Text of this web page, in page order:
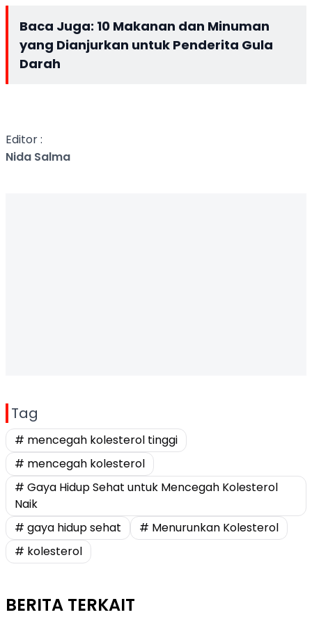
Baca Juga: 10 Makanan dan Minuman
yang Dianjurkan untuk Penderita Gula
Darah
Editor :
Nida Salma
Tag
# mencegah kolesterol tinggi
# mencegah kolesterol
# Gaya Hidup Sehat untuk Mencegah Kolesterol
Naik
# gaya hidup sehat
# Menurunkan Kolesterol
# kolesterol
BERITA TERKAIT